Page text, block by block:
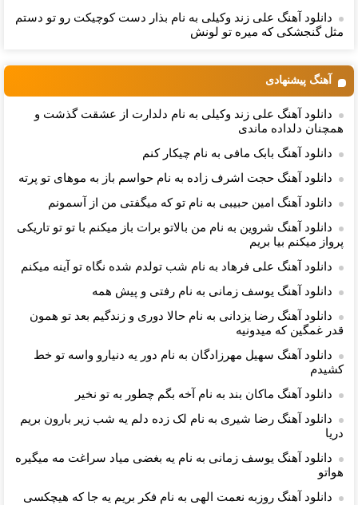
دانلود آهنگ علی زند وکیلی به نام بذار دست كوچیكت رو تو دستم
مثل گنجشكی كه میره تو لونش
آهنگ پیشنهادی
دانلود آهنگ علی زند وکیلی به نام دلدارت از عشقت گذشت و
همچنان دلداده ماندی
دانلود آهنگ بابک مافی به نام چیکار کنم
دانلود آهنگ حجت اشرف زاده به نام حواسم باز به موهای تو پرته
دانلود آهنگ امین حبیبی به نام تو که میگفتی من از آسمونم
دانلود آهنگ شروین به نام من بالاتو برات باز میکنم با تو تو تاریکی
پرواز میکنم بیا بریم
دانلود آهنگ علی فرهاد به نام شب تولدم شده نگاه تو آینه میکنم
دانلود آهنگ یوسف زمانی به نام رفتی و پیش همه
دانلود آهنگ رضا یزدانی به نام حالا دوری و زندگیم بعد تو همون
قدر غمگین که میدونیه
دانلود آهنگ سهیل مهرزادگان به نام دور یه دنیارو واسه تو خط
کشیدم
دانلود آهنگ ماکان بند به نام آخه بگم چطور به تو نخیر
دانلود آهنگ رضا شیری به نام لک زده دلم یه شب زیر بارون بریم
دریا
دانلود آهنگ یوسف زمانی به نام یه بغضی میاد سراغت مه میگیره
هواتو
دانلود آهنگ روزبه نعمت الهی به نام فکر بریم یه جا که هیچکسی